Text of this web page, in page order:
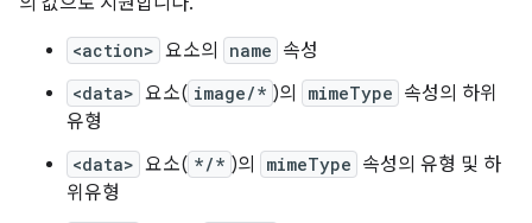
<action> 요소의 name 속성
<data> 요소( image/* )의 mimeType 속성의 하위
유형
<data> 요소( */* )의 mimeType 속성의 유형 및 하
위유형